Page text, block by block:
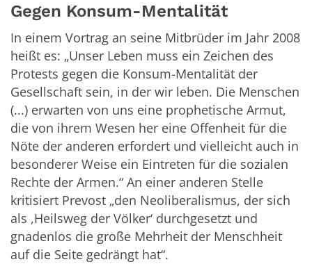
Gegen Konsum-Mentalität
In einem Vortrag an seine Mitbrüder im Jahr 2008
heißt es: „Unser Leben muss ein Zeichen des
Protests gegen die Konsum-Mentalität der
Gesellschaft sein, in der wir leben. Die Menschen
(...) erwarten von uns eine prophetische Armut,
die von ihrem Wesen her eine Offenheit für die
Nöte der anderen erfordert und vielleicht auch in
besonderer Weise ein Eintreten für die sozialen
Rechte der Armen.“ An einer anderen Stelle
kritisiert Prevost „den Neoliberalismus, der sich
als ,Heilsweg der Völker‘ durchgesetzt und
gnadenlos die große Mehrheit der Menschheit
auf die Seite gedrängt hat“.